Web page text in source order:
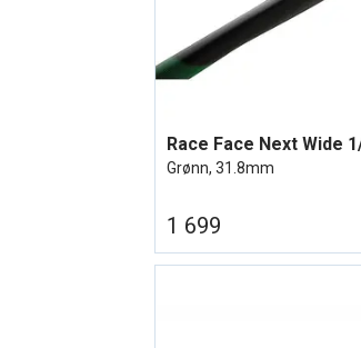
Grønn, 31.8mm
1 699